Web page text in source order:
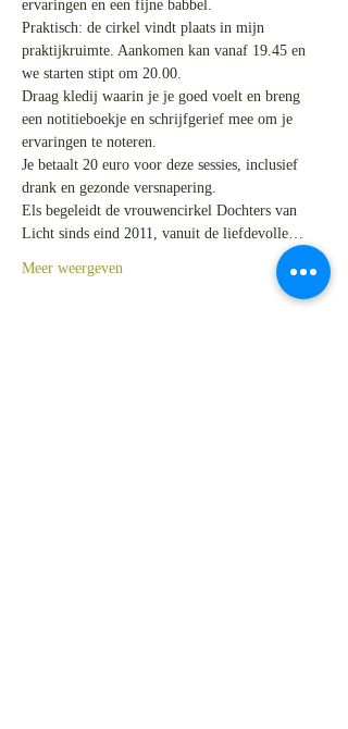
Praktisch: de cirkel vindt plaats in mijn
praktijkruimte. Aankomen kan vanaf 19.45 en
Draag kledij waarin je je goed voelt en breng
een notitieboekje en schrijfgerief mee om je
Je betaalt 20 euro voor deze sessies, inclusief
Els begeleidt de vrouwencirkel Dochters van
Licht sinds eind 2011, vanuit de liefdevolle…
Meer weergeven